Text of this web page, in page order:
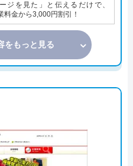
ジを見た」と伝えるだけで、
料金から3,000円割引！
をもっと見る